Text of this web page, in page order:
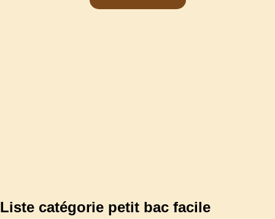
Liste catégorie petit bac facile